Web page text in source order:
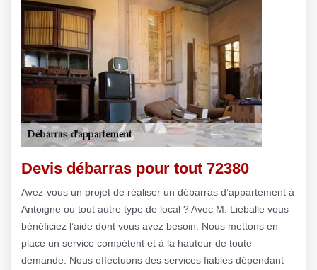
Devis débarras pour tout 72380
Avez-vous un projet de réaliser un débarras d’appartement à
Antoigne ou tout autre type de local ? Avec M. Lieballe vous
bénéficiez l’aide dont vous avez besoin. Nous mettons en
place un service compétent et à la hauteur de toute
demande. Nous effectuons des services fiables dépendant